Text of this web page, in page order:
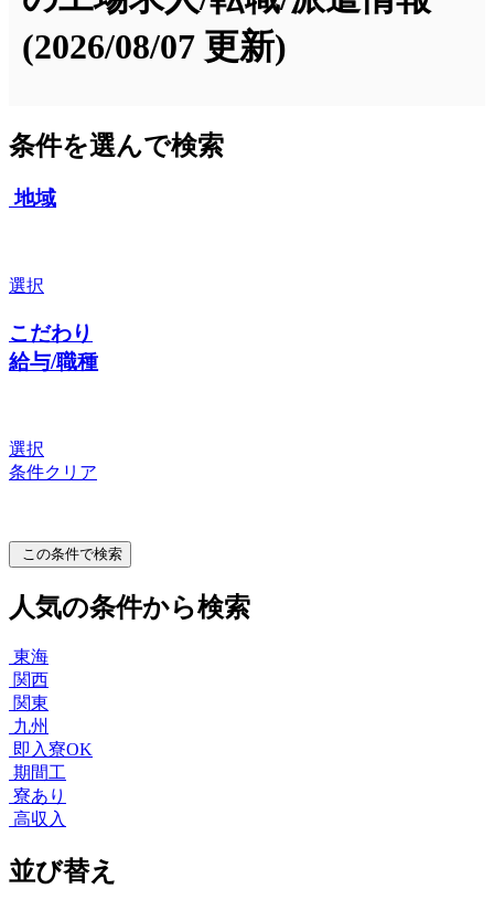
(2026/08/07 更新)
条件を選んで検索
地域
選択
こだわり
給与/職種
選択
条件クリア
この条件で検索
人気の条件から検索
東海
関西
関東
九州
即入寮OK
期間工
寮あり
高収入
並び替え